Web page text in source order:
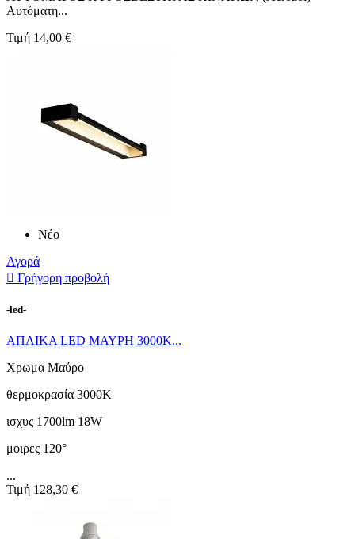
Αυτόματη...
Τιμή 14,00 €
Νέο
Αγορά
 Γρήγορη προβολή
-led-
ΑΠΛΙΚΑ LED ΜΑΥΡΗ 3000Κ...
Χρωμα Μαύρο
θερμοκρασία 3000K
ισχυς 1700lm 18W
μοιρες 120°
...
Τιμή 128,30 €